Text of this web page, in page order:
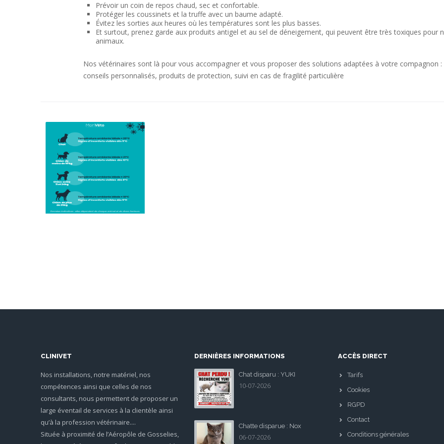
Prévoir un coin de repos chaud, sec et confortable.
Protéger les coussinets et la truffe avec un baume adapté.
Évitez les sorties aux heures où les températures sont les plus basses.
Et surtout, prenez garde aux produits antigel et au sel de déneigement, qui peuvent être très toxiques pour
animaux.
Nos vétérinaires sont là pour vous accompagner et vous proposer des solutions adaptées à votre compagnon :
conseils personnalisés, produits de protection, suivi en cas de fragilité particulière
CLINIVET
Nos installations, notre matériel, nos
compétences ainsi que celles de nos
consultants, nous permettent de proposer un
large éventail de services à la clientèle ainsi
qu’à la profession vétérinaire....
Située à proximité de l’Aéropôle de Gosselies,
DERNIÈRES INFORMATIONS
Chat disparu : YUKI
10-07-2026
Chatte disparue : Nox
06-07-2026
ACCÈS DIRECT
Tarifs
Cookies
RGPD
Contact
Conditions générales